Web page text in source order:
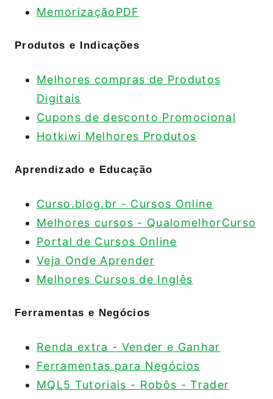
MemorizaçãoPDF
Produtos e Indicações
Melhores compras de Produtos
Digitais
Cupons de desconto Promocional
Hotkiwi Melhores Produtos
Aprendizado e Educação
Curso.blog.br - Cursos Online
Melhores cursos - QualomelhorCurso
Portal de Cursos Online
Veja Onde Aprender
Melhores Cursos de Inglês
Ferramentas e Negócios
Renda extra - Vender e Ganhar
Ferramentas para Negócios
MQL5 Tutoriais - Robôs - Trader